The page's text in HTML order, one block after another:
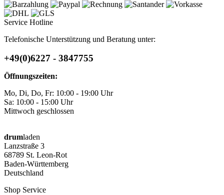
Service Hotline
Telefonische Unterstützung und Beratung unter:
+49(0)6227 - 3847755
Öffnungszeiten:
Mo, Di, Do, Fr: 10:00 - 19:00 Uhr
Sa: 10:00 - 15:00 Uhr
Mittwoch geschlossen
drumladen
Lanzstraße 3
68789 St. Leon-Rot
Baden-Württemberg
Deutschland
Shop Service